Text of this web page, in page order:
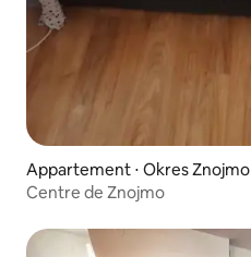
Appartement ⋅ Okres Znojmo
Centre de Znojmo